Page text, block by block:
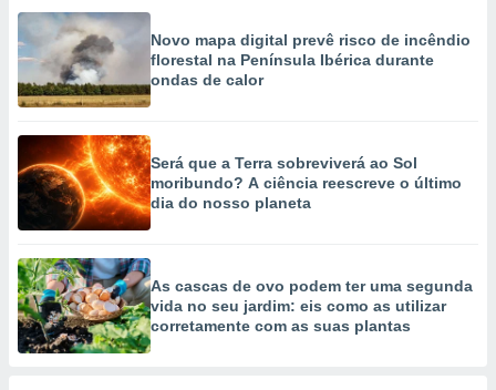
Novo mapa digital prevê risco de incêndio
florestal na Península Ibérica durante
ondas de calor
Será que a Terra sobreviverá ao Sol
moribundo? A ciência reescreve o último
dia do nosso planeta
As cascas de ovo podem ter uma segunda
vida no seu jardim: eis como as utilizar
corretamente com as suas plantas